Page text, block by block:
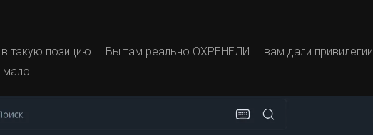
такую позицию.... Вы там реально ОХРЕНЕЛИ.... вам дали привилегии
мало....